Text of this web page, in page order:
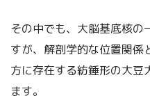
その中でも、大脳基底核の
すが、解剖学的な位置関係
方に存在する紡錘形の大豆
ます。